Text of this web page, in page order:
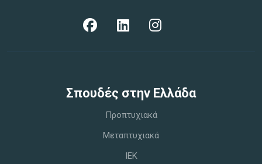
Σπoυδές στην Ελλάδα
Προπτυχιακά
Μεταπτυχιακά
IEK